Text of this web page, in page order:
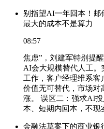
别指望AI一年回本！邮
最大的成本不是算力
08:57
焦虑”，刘建军特别提
AI会大规模替代人工。
工作，客户经理维系客
价值无可替代，市场对
涨。 误区二：强求AI
本、短期内回本，不现
金融法草案下的商业银